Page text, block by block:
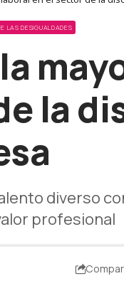
LAS DESIGUALDADES
la
diverso
profesional